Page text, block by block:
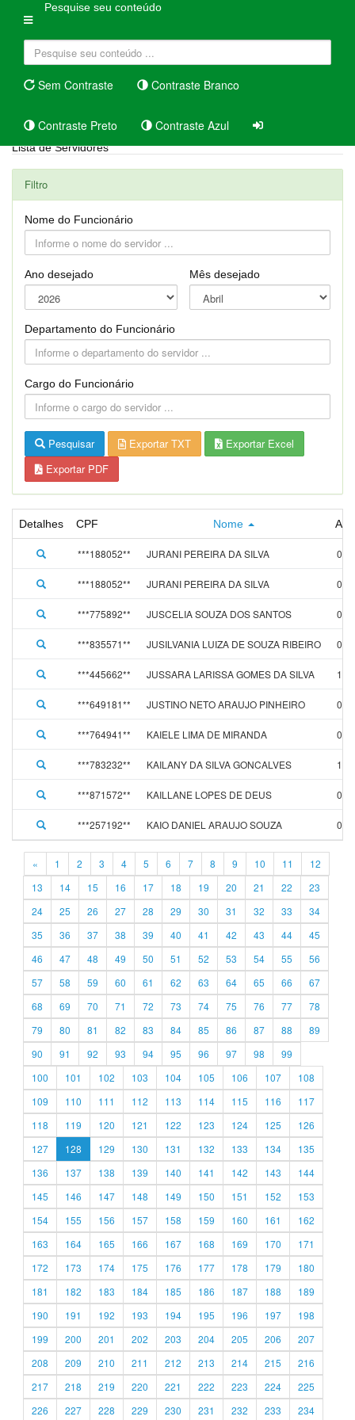
Pesquise seu conteúdo
Sem Contraste Contraste Branco
Contraste Preto Contraste Azul
Lista de Servidores
Filtro
Nome do Funcionário
Ano desejado Mês desejado
Departamento do Funcionário
Cargo do Funcionário
Pesquisar Exportar TXT
Exportar Excel
Exportar PDF
Detalhes CPF Nome
***188052** JURANI PEREIRA DA SILVA 01/
***188052** JURANI PEREIRA DA SILVA 01/
***775892** JUSCELIA SOUZA DOS SANTOS 01/
***835571** JUSILVANIA LUIZA DE SOUZA RIBEIRO 05/
***445662** JUSSARA LARISSA GOMES DA SILVA 12/
***649181** JUSTINO NETO ARAUJO PINHEIRO 01/
***764941** KAIELE LIMA DE MIRANDA 07/
***783232** KAILANY DA SILVA GONCALVES 11/
***871572** KAILLANE LOPES DE DEUS 01/
***257192** KAIO DANIEL ARAUJO SOUZA 05/
« 1 2 3 4 5 6 7 8 9 10 11
12
13
14 15 16 17 18 19 20 21 22
23
24
25 26 27 28 29 30 31 32 33
34
35
36 37 38 39 40 41 42 43 44
45
46
47 48 49 50 51 52 53 54 55
56
57
58 59 60 61 62 63 64 65 66
67
68
69 70 71 72 73 74 75 76 77
78
79
80 81 82 83 84 85 86 87 88
89
90
91 92 93 94 95 96 97 98
99
100
101 102 103 104 105 106 107
108
109
110 111 112 113 114 115 116
117
118
119 120 121 122 123 124 125
126
127
128 129 130 131 132 133 134
135
136
137 138 139 140 141 142 143
144
145
146 147 148 149 150 151 152
153
154
155 156 157 158 159 160 161
162
163
164 165 166 167 168 169 170
171
172
173 174 175 176 177 178 179
180
181
182 183 184 185 186 187 188
189
190
191 192 193 194 195 196 197
198
199
200 201 202 203 204 205 206
207
208
209 210 211 212 213 214 215
216
217
218 219 220 221 222 223 224
225
226
227 228 229 230 231 232 233 234